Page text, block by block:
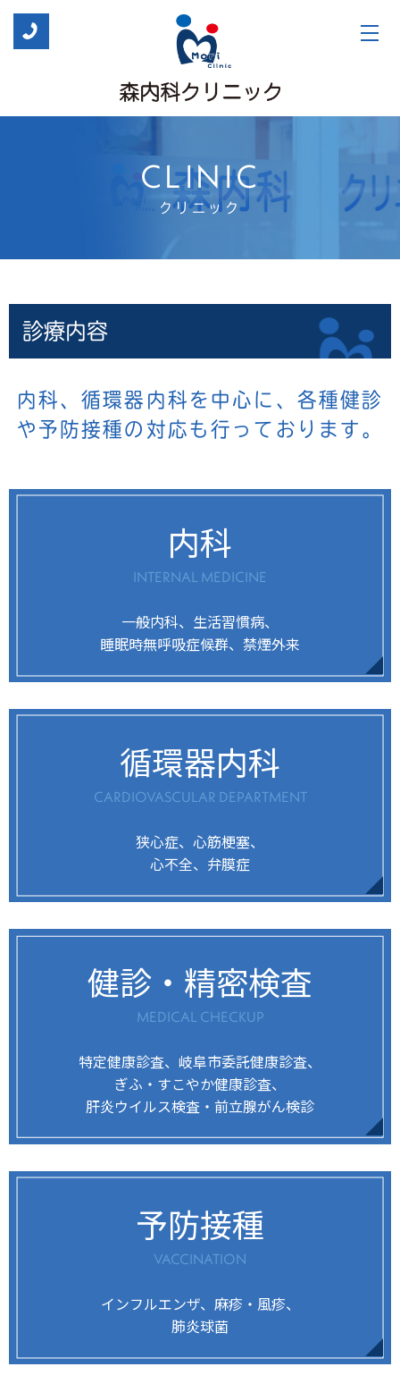
CLINIC
クリニック
診療内容
内科、循環器内科を中心に、各種健診
や予防接種の対応も行っております。
内科
INTERNAL MEDICINE
一般内科、生活習慣病、
睡眠時無呼吸症候群、禁煙外来
循環器内科
CARDIOVASCULAR DEPARTMENT
狭心症、心筋梗塞、
心不全、弁膜症
健診・精密検査
MEDICAL CHECKUP
特定健康診査、岐阜市委託健康診査、
ぎふ・すこやか健康診査、
肝炎ウイルス検査・前立腺がん検診
予防接種
VACCINATION
インフルエンザ、麻疹・風疹、
肺炎球菌